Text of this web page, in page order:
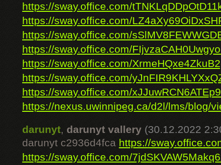
https://sway.office.com/
https://sway.office.com/
https://sway.office.com/
https://sway.office.com/
https://sway.office.com/
https://sway.office.com/
https://sway.office.com/
https://nexus.uwinnipeg.ca/d2l/lms/blog/
darunyt, darunyt vallery (30.12.2022
darunyt c2936d4fca https://
https://sway.office.com/